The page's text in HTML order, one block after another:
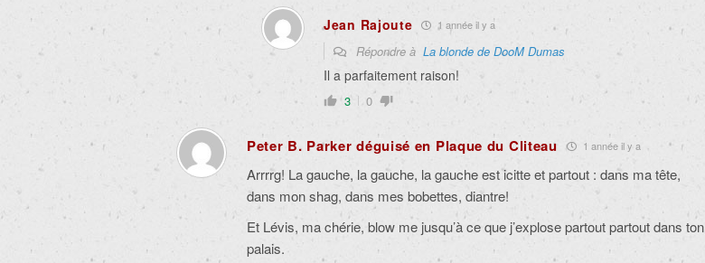
Jean Rajoute 1 année il y a
Répondre à La blonde de DooM Dumas
Il a parfaitement raison!
3 0
Peter B. Parker déguisé en Plaque du Cliteau 1 année il y a
Arrrrg! La gauche, la gauche, la gauche est icitte et partout : dans ma tête,
dans mon shag, dans mes bobettes, diantre!
Et Lévis, ma chérie, blow me jusqu’à ce que j’explose partout partout dans ton
palais.